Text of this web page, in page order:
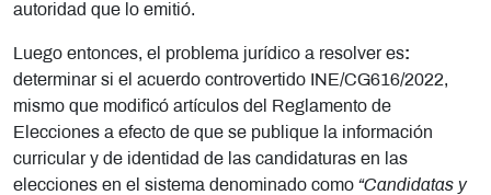
autoridad que lo emitió.
Luego entonces, el problema jurídico a resolver es:
determinar si el acuerdo controvertido INE/CG616/2022,
mismo que modificó artículos del Reglamento de
Elecciones a efecto de que se publique la información
curricular y de identidad de las candidaturas en las
elecciones en el sistema denominado como “Candidatas y